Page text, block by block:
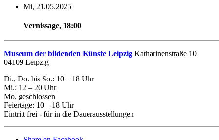
Mi, 21.05.2025
Vernissage, 18:00
Museum der bildenden Künste Leipzig Katharinenstraße 10
04109 Leipzig
Di., Do. bis So.: 10 – 18 Uhr
Mi.: 12 – 20 Uhr
Mo. geschlossen
Feiertage: 10 – 18 Uhr
Eintritt frei - für in die Dauerausstellungen